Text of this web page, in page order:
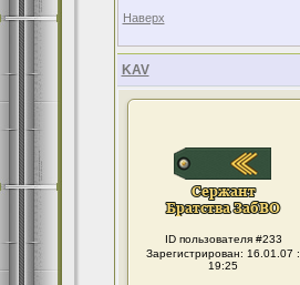
Наверх
KAV
ID пользователя #233
Зарегистрирован: 16.01.07 :
19:25